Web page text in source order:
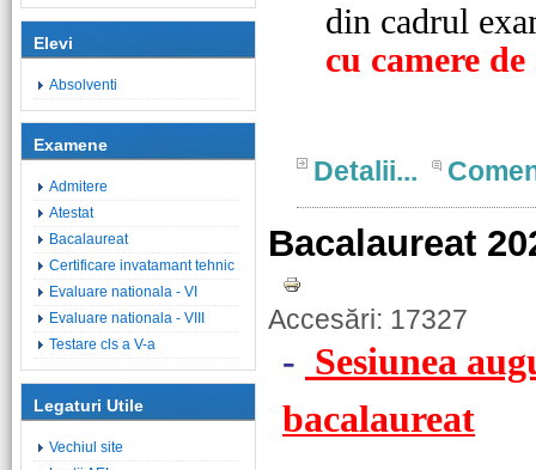
Elevi
Absolventi
Examene
Admitere
Atestat
Bacalaureat
Certificare invatamant tehnic
Evaluare nationala - VI
Evaluare nationala - VIII
Testare cls a V-a
Legaturi Utile
Vechiul site
din cadrul
cu camere
Detalii...
Bacalaureat
Accesări: 17327
- Sesiunea
bacalaureat